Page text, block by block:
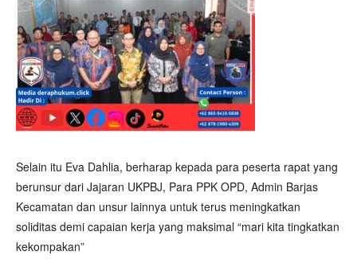
Selain itu Eva Dahlia, berharap kepada para peserta rapat yang
berunsur dari Jajaran UKPBJ, Para PPK OPD, Admin Barjas
Kecamatan dan unsur lainnya untuk terus meningkatkan
soliditas demi capaian kerja yang maksimal “mari kita tingkatkan
kekompakan”